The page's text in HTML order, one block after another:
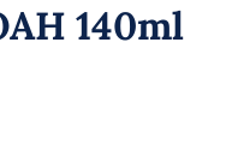
140ml